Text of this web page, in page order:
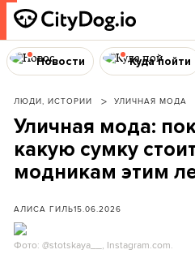
Новости Куда пойти
ЛЮДИ, ИСТОРИИ УЛИЧНАЯ МОДА
Уличная мода:
какую сумку
модникам этим
АЛИСА ГИЛЬ15.06.2026
Фото: @stotskaya__, Instagram.com.